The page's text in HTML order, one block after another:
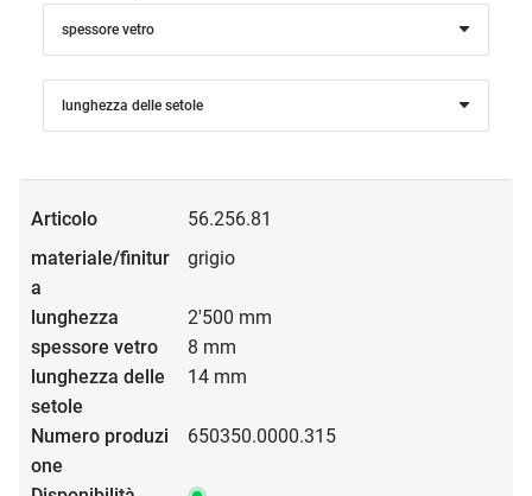
spessore vetro
lunghezza delle setole
56.256.81
grigio
2'500 mm
8 mm
14 mm
650350.0000.315